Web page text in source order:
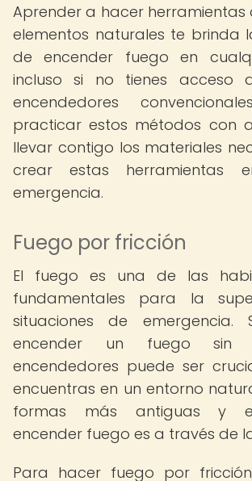
Aprender a hacer herramientas
elementos naturales te brinda
de encender fuego en
incluso si no tienes acceso
encendedores
practicar estos métodos con
llevar contigo los materiales
crear estas herramientas
emergencia.
Fuego por fricción
El fuego es una de las
fundamentales para la
situaciones de emergencia.
encender un fuego sin
encendedores puede ser
encuentras en un entorno
formas más antiguas y
encender fuego es a través de
Para hacer fuego por